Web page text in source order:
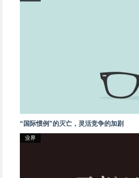
“国际惯例”的灭亡，灵活竞争的加剧
业界